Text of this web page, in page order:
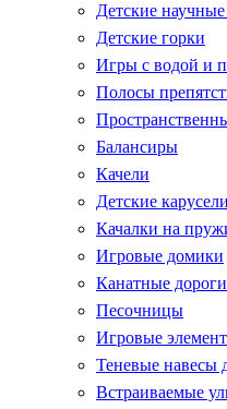
Детские
Детские горки
Игры с водой и
Полосы
Балансиры
Качели
Детские карусели
Качалки на
Игровые домики
Канатные дороги
Песочницы
Игровые
Теневые навесы
Встраиваемые